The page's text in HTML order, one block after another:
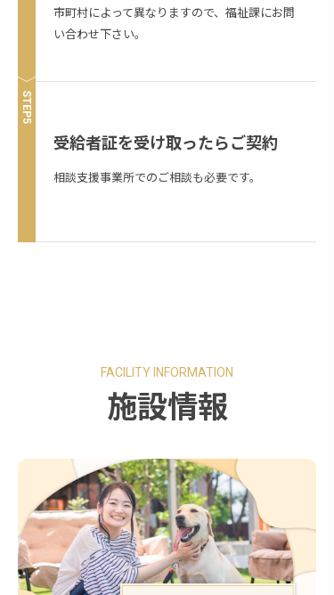
市町村によって異なりますので、福祉課にお問
い合わせ下さい。
STEP
受給者証を受け取ったらご契約
相談支援事業所でのご相談も必要です。
FACILITY INFORMATION
施設情報